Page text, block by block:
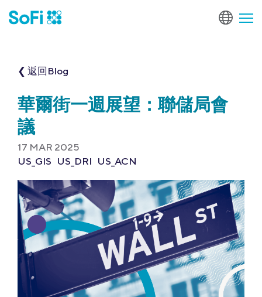
❮ 返回Blog
華爾街一週展望：聯儲局會
議
17 MAR 2025
US_GIS US_DRI US_ACN